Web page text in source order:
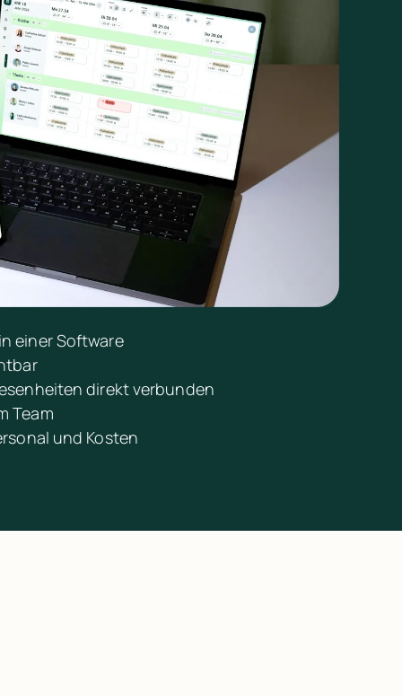
einer Software
direkt verbunden
Team
und Kosten